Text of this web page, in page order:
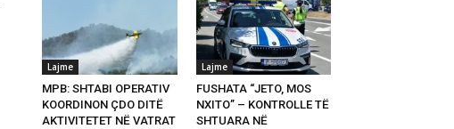
Lajme
MPB: SHTABI OPERATIV
KOORDINON ÇDO DITË
AKTIVITETET NË VATRAT
Lajme
FUSHATA “JETO, MOS
NXITO” – KONTROLLE TË
SHTUARA NË